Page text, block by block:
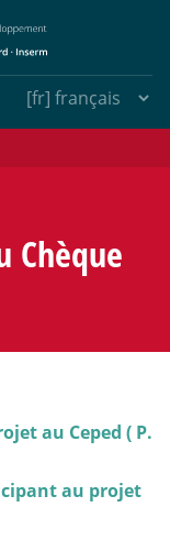
Chèque
au Ceped ( P.
au projet